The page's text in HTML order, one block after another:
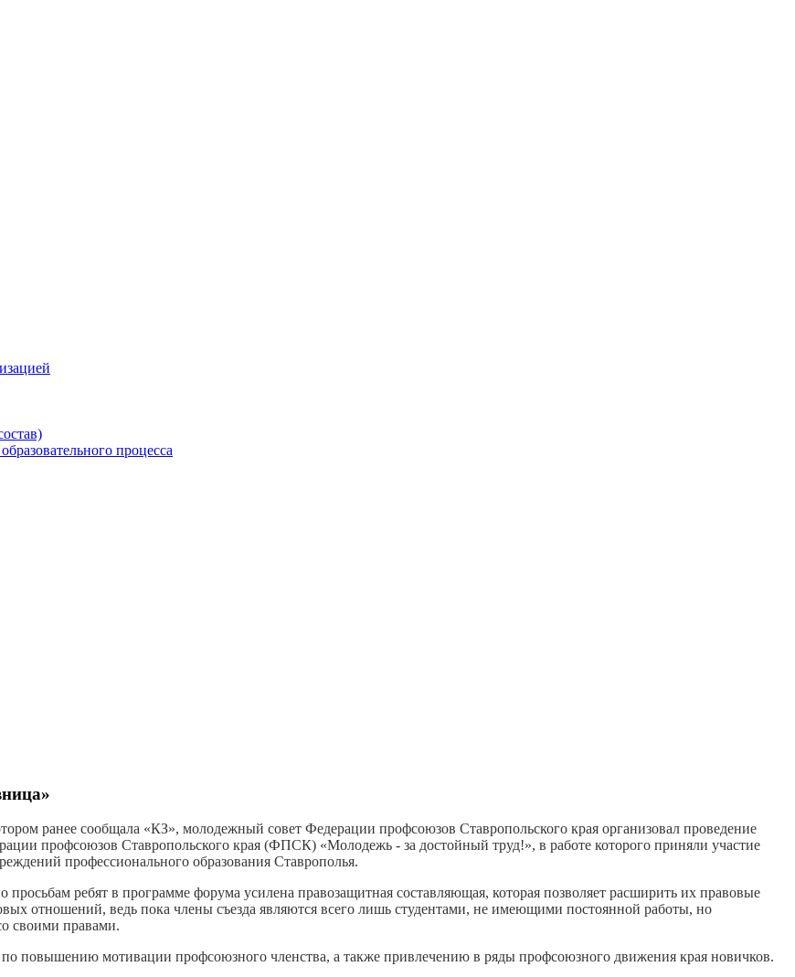
процесса
ранее сообщала «КЗ», молодежный совет Федерации профсоюзов Ставропольского края организовал проведение
профсоюзов Ставропольского края (ФПСК) «Молодежь - за достойный труд!», в работе которого приняли участие
профессионального образования Ставрополья.
ребят в программе форума усилена правозащитная составляющая, которая позволяет расширить их правовые
отношений, ведь пока члены съезда являются всего лишь студентами, не имеющими постоянной работы, но
своими правами.
повышению мотивации профсоюзного членства, а также привлечению в ряды профсоюзного движения края новичков.